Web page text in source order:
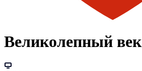
Великолепный век